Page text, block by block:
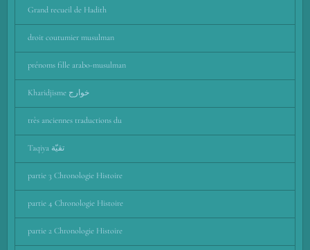
Grand recueil de Hadith
droit coutumier musulman
prénoms fille arabo-musulman
Kharidjisme خوارج
très anciennes traductions du
Taqiya تقيّة
partie 3 Chronologie Histoire
partie 4 Chronologie Histoire
partie 2 Chronologie Histoire